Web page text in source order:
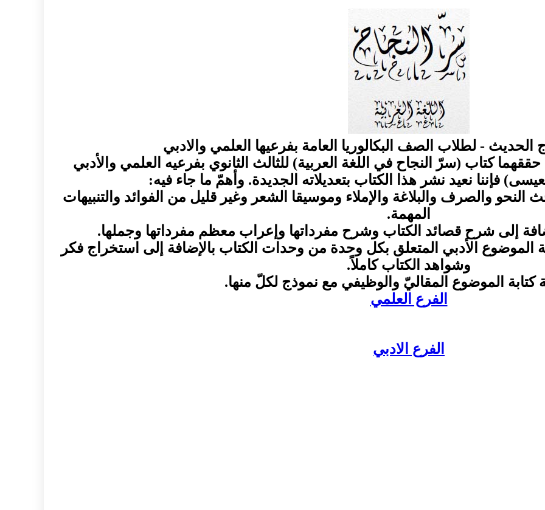
الحديث - لطلاب الصف البكالوريا العامة بفرعيها العلمي والادبي
حققهما كتاب (سرّ النجاح في اللغة العربية) للثالث الثانوي بفرعيه العلمي والأدبي
فإننا نعيد نشر هذا الكتاب بتعديلاته الجديدة. وأهمّ ما جاء فيه:
النحو والصرف والبلاغة والإملاء وموسيقا الشعر وغير قليل من الفوائد والتنبيهات
المهمة.
الموضوع الأدبي المتعلق بكل وحدة من وحدات الكتاب بالإضافة إلى استخراج فكر
وشواهد الكتاب كاملاً.
الفرع العلمي
الفرع الادبي